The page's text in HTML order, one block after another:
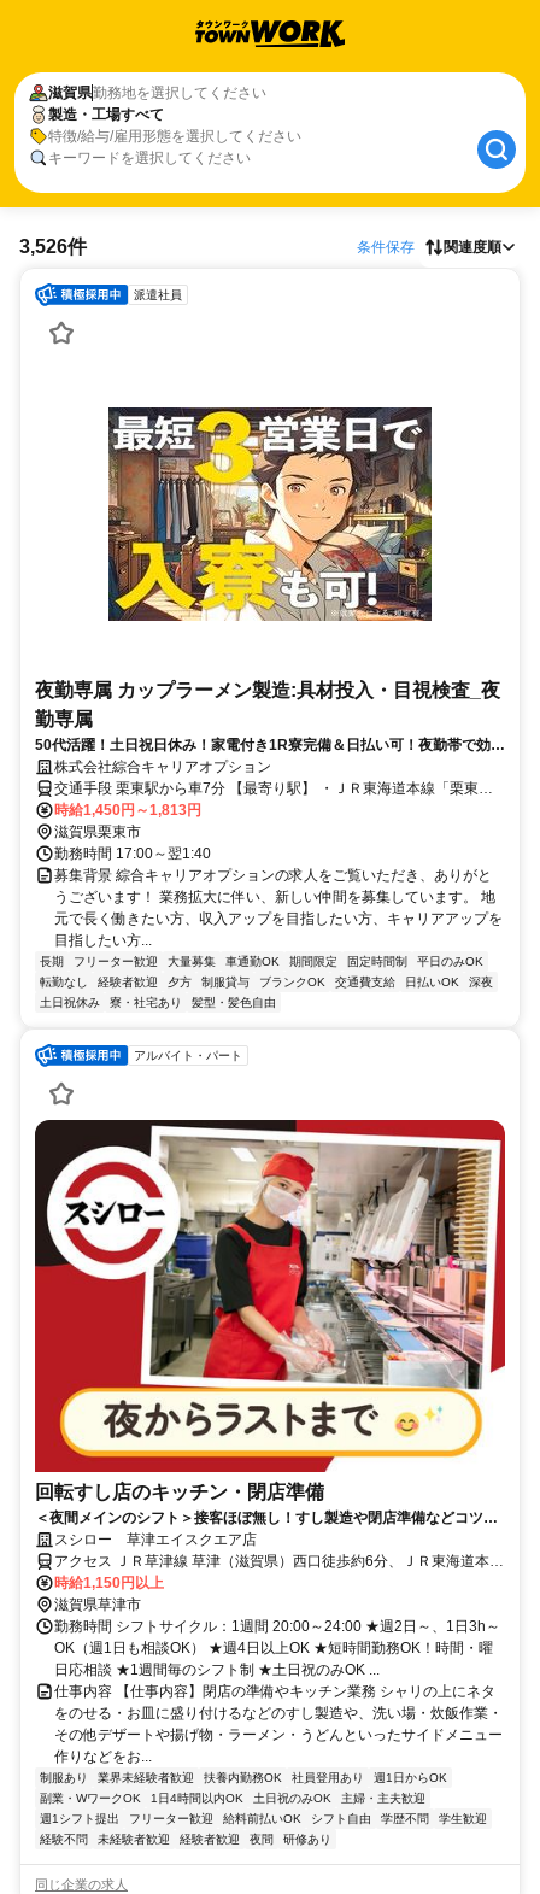
滋賀県勤務地を選択してください
製造・工場すべて
特徴/給与/雇用形態を選択してください
キーワードを選択してください
3,526件 条件保存 関連度順
派遣社員
夜勤専属 カップラーメン製造:具材投入・目視検査_夜
勤専属
50代活躍！土日祝日休み！家電付き1R寮完備＆日払い可！夜勤帯で効率
よく稼げる働き方
株式会社綜合キャリアオプション
交通手段 栗東駅から車7分 【最寄り駅】 ・ＪＲ東海道本線「栗東
駅」
時給1,450円～1,813円
滋賀県栗東市
勤務時間 17:00～翌1:40
募集背景 綜合キャリアオプションの求人をご覧いただき、ありがと
うございます！ 業務拡大に伴い、新しい仲間を募集しています。 地
元で長く働きたい方、収入アップを目指したい方、キャリアアップを
目指したい方...
長期 フリーター歓迎 大量募集 車通勤OK 期間限定 固定時間制
平日のみOK
転勤なし
経験者歓迎 夕方 制服貸与 ブランクOK 交通費支給 日払いOK
深夜
土日祝休み
寮・社宅あり 髪型・髪色自由
アルバイト・パート
回転すし店のキッチン・閉店準備
＜夜間メインのシフト＞接客ほぼ無し！すし製造や閉店準備などコツコ
ツ働ける
スシロー 草津エイスクエア店
アクセス ＪＲ草津線 草津（滋賀県）西口徒歩約6分、ＪＲ東海道本線
草津（滋賀県）西口徒歩約6分、ＪＲ東海道本線 栗東西口徒歩約32分
時給1,150円以上
滋賀県草津市
勤務時間 シフトサイクル：1週間 20:00～24:00 ★週2日～、1日3h～
OK（週1日も相談OK） ★週4日以上OK ★短時間勤務OK！時間・曜
日応相談 ★1週間毎のシフト制 ★土日祝のみOK ...
仕事内容 【仕事内容】閉店の準備やキッチン業務 シャリの上にネタ
をのせる・お皿に盛り付けるなどのすし製造や、洗い場・炊飯作業・
その他デザートや揚げ物・ラーメン・うどんといったサイドメニュー
作りなどをお...
制服あり 業界未経験者歓迎 扶養内勤務OK 社員登用あり
週1日からOK
副業・WワークOK
1日4時間以内OK 土日祝のみOK
主婦・主夫歓迎
週1シフト提出
フリーター歓迎 給料前払いOK シフト自由 学歴不問
学生歓迎
経験不問
未経験者歓迎 経験者歓迎 夜間 研修あり
同じ企業の求人